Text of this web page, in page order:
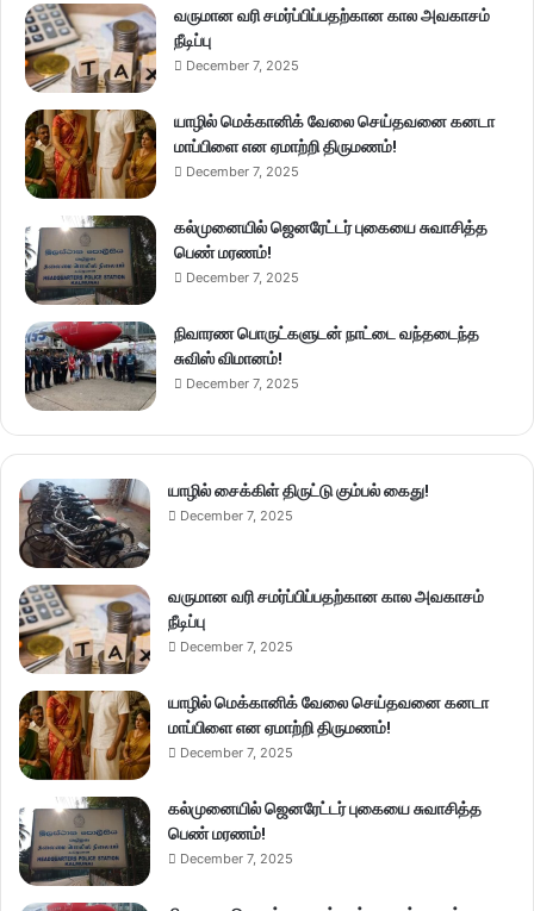
வருமான வரி சமர்ப்பிப்பதற்கான கால அவகாசம்
நீடிப்பு
December 7, 2025
யாழில் மெக்கானிக் வேலை செய்தவனை கனடா
மாப்பிளை என ஏமாற்றி திருமணம்!
December 7, 2025
கல்முனையில் ஜெனரேட்டர் புகையை சுவாசித்த
பெண் மரணம்!
December 7, 2025
நிவாரண பொருட்களுடன் நாட்டை வந்தடைந்த
சுவிஸ் விமானம்!
December 7, 2025
யாழில் சைக்கிள் திருட்டு கும்பல் கைது!
December 7, 2025
வருமான வரி சமர்ப்பிப்பதற்கான கால அவகாசம்
நீடிப்பு
December 7, 2025
யாழில் மெக்கானிக் வேலை செய்தவனை கனடா
மாப்பிளை என ஏமாற்றி திருமணம்!
December 7, 2025
கல்முனையில் ஜெனரேட்டர் புகையை சுவாசித்த
பெண் மரணம்!
December 7, 2025